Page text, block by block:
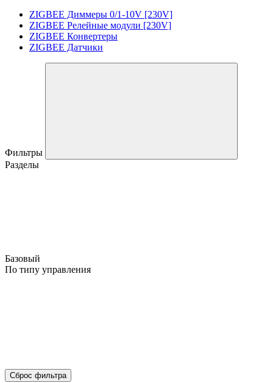
ZIGBEE Диммеры 0/1-10V [230V]
ZIGBEE Релейные модули [230V]
ZIGBEE Конвертеры
ZIGBEE Датчики
Фильтры
Разделы
Базовый
По типу управления
Сброс фильтра